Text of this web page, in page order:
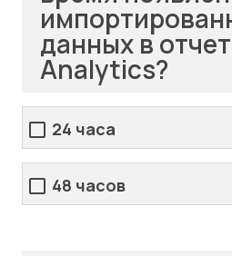
данных в
Analytics?
24 часа
48 часов